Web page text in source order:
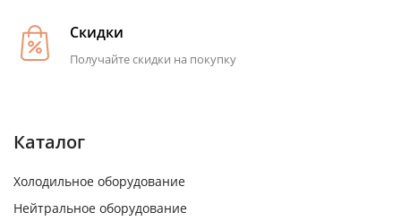
Скидки
Получайте скидки на покупку
Каталог
Холодильное оборудование
Нейтральное оборудование